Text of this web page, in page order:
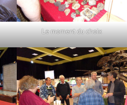
Le moment du choix